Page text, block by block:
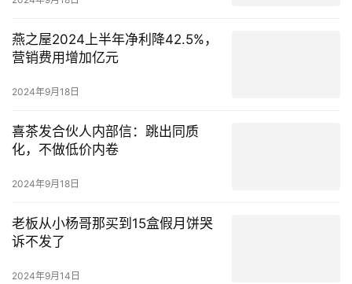
燕之屋2024上半年净利降42.5%，
营销费用增加亿元
2024年9月18日
喜茶发合伙人内部信：跳出同质
化，不做低价内卷
2024年9月18日
老板从小杨哥那买到15盒假月饼哭
诉不发了
2024年9月14日